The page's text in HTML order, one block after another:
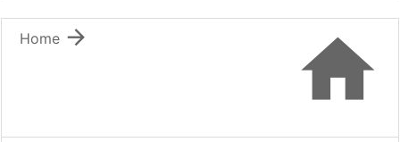


Home